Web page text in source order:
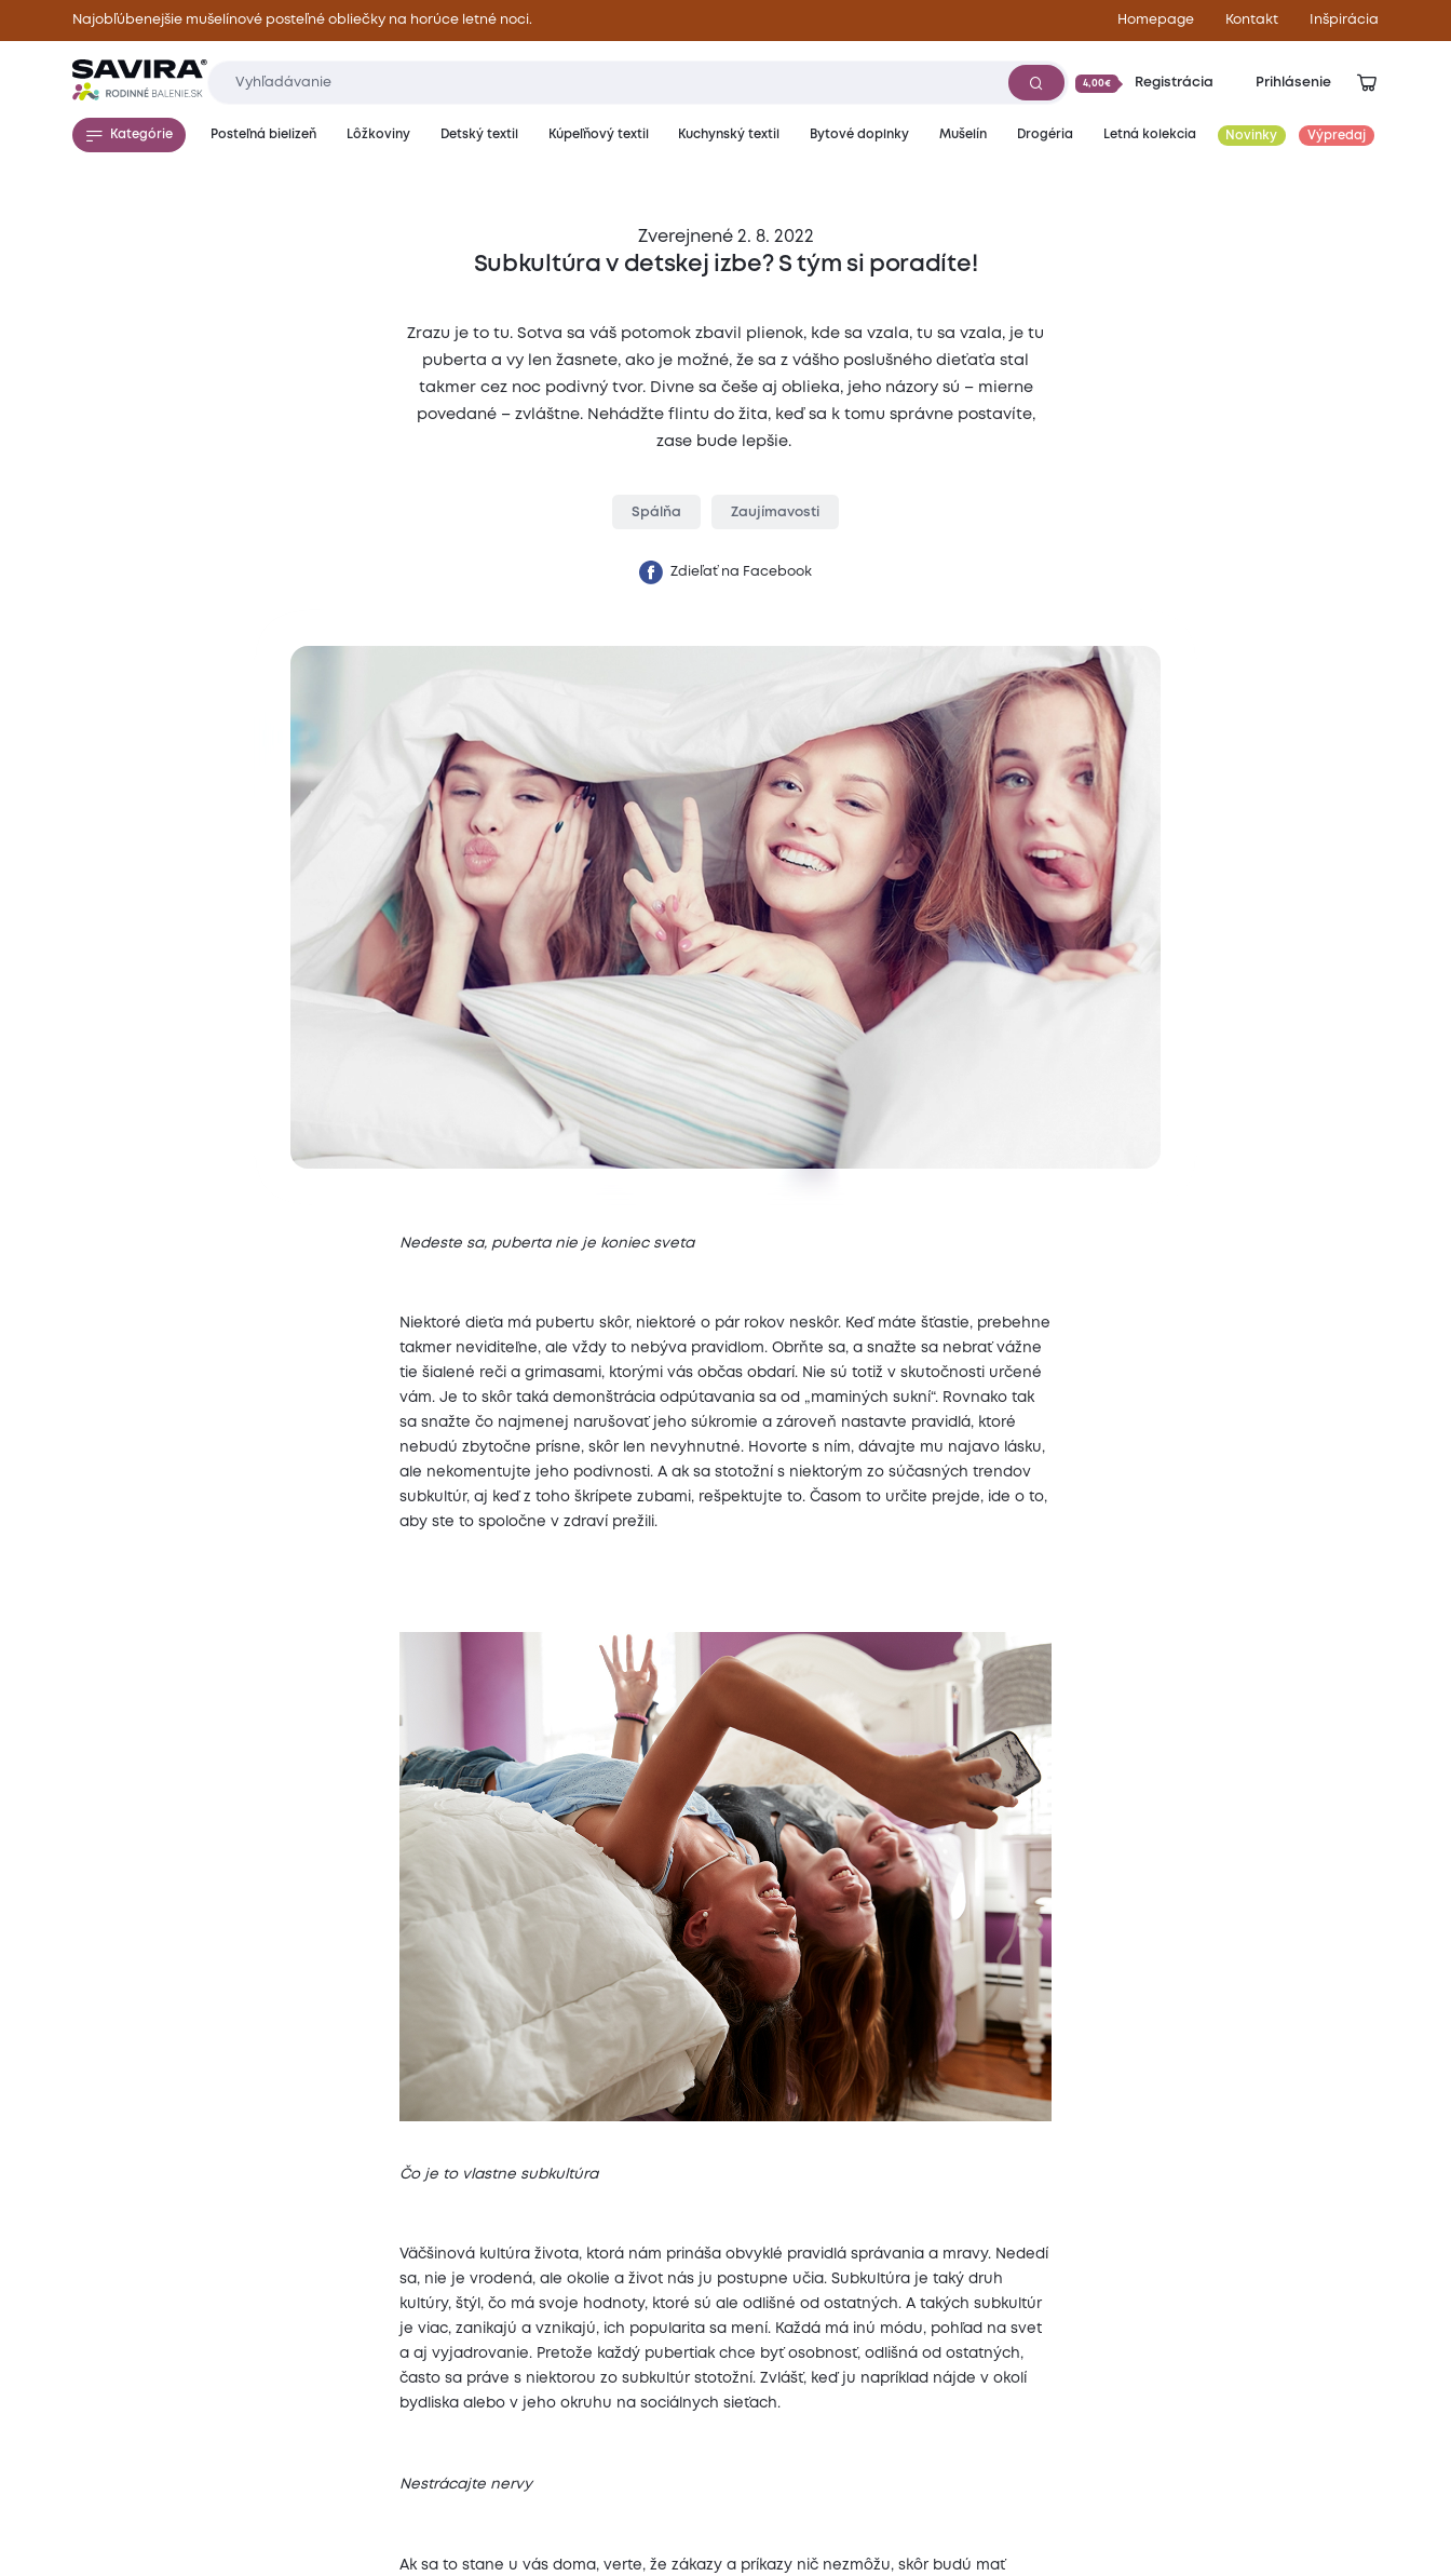
Najobľúbenejšie mušelínové posteľné obliečky na horúce letné noci. Homepage Kontakt Inšpirácia
4,00€ Registrácia Prihlásenie
Kategórie Posteľná bielizeň Lôžkoviny Detský textil Kúpeľňový textil Kuchynský textil Bytové doplnky Mušelín Drogéria Letná kolekcia Novinky Výpredaj
Zverejnené 2. 8. 2022
Subkultúra v detskej izbe? S tým si poradíte!
Zrazu je to tu. Sotva sa váš potomok zbavil plienok, kde sa vzala, tu sa vzala, je tu
puberta a vy len žasnete, ako je možné, že sa z vášho poslušného dieťaťa stal
takmer cez noc podivný tvor. Divne sa češe aj oblieka, jeho názory sú – mierne
povedané – zvláštne. Nehádžte flintu do žita, keď sa k tomu správne postavíte,
zase bude lepšie.
Spálňa Zaujímavosti
Zdieľať na Facebook
Nedeste sa, puberta nie je koniec sveta
Niektoré dieťa má pubertu skôr, niektoré o pár rokov neskôr. Keď máte šťastie, prebehne
takmer neviditeľne, ale vždy to nebýva pravidlom. Obrňte sa, a snažte sa nebrať vážne
tie šialené reči a grimasami, ktorými vás občas obdarí. Nie sú totiž v skutočnosti určené
vám. Je to skôr taká demonštrácia odpútavania sa od „maminých sukní“. Rovnako tak
sa snažte čo najmenej narušovať jeho súkromie a zároveň nastavte pravidlá, ktoré
nebudú zbytočne prísne, skôr len nevyhnutné. Hovorte s ním, dávajte mu najavo lásku,
ale nekomentujte jeho podivnosti. A ak sa stotožní s niektorým zo súčasných trendov
subkultúr, aj keď z toho škrípete zubami, rešpektujte to. Časom to určite prejde, ide o to,
aby ste to spoločne v zdraví prežili.
Čo je to vlastne subkultúra
Väčšinová kultúra života, ktorá nám prináša obvyklé pravidlá správania a mravy. Nededí
sa, nie je vrodená, ale okolie a život nás ju postupne učia. Subkultúra je taký druh
kultúry, štýl, čo má svoje hodnoty, ktoré sú ale odlišné od ostatných. A takých subkultúr
je viac, zanikajú a vznikajú, ich popularita sa mení. Každá má inú módu, pohľad na svet
a aj vyjadrovanie. Pretože každý pubertiak chce byť osobnosť, odlišná od ostatných,
často sa práve s niektorou zo subkultúr stotožní. Zvlášť, keď ju napríklad nájde v okolí
bydliska alebo v jeho okruhu na sociálnych sieťach.
Nestrácajte nervy
Ak sa to stane u vás doma, verte, že zákazy a príkazy nič nezmôžu, skôr budú mať